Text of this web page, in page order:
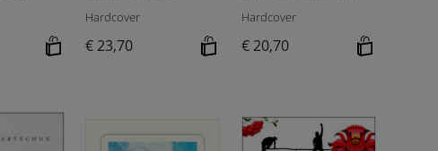
Hardcover
€ 23,70
Hardcover
€ 20,70